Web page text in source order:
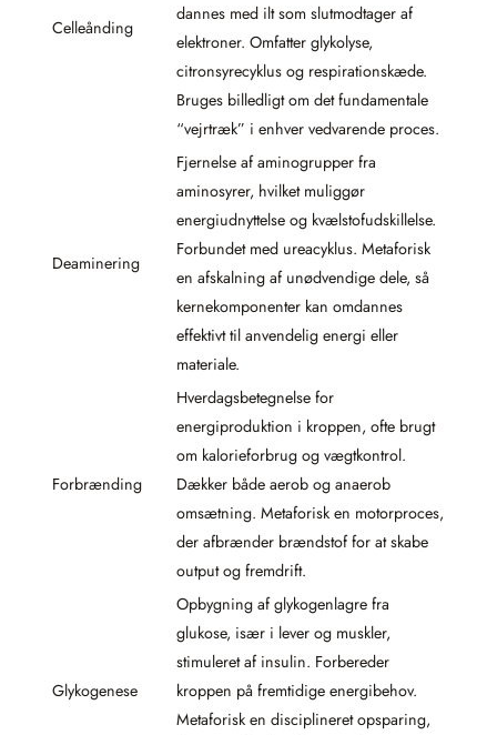
Celleånding
dannes med ilt som slutmodtager af
elektroner. Omfatter glykolyse,
citronsyrecyklus og respirationskæde.
Bruges billedligt om det fundamentale
“vejrtræk” i enhver vedvarende proces.
Deaminering
Fjernelse af aminogrupper fra
aminosyrer, hvilket muliggør
energiudnyttelse og kvælstofudskillelse.
Forbundet med ureacyklus. Metaforisk
en afskalning af unødvendige dele, så
kernekomponenter kan omdannes
effektivt til anvendelig energi eller
materiale.
Forbrænding
Hverdagsbetegnelse for
energiproduktion i kroppen, ofte brugt
om kalorieforbrug og vægtkontrol.
Dækker både aerob og anaerob
omsætning. Metaforisk en motorproces,
der afbrænder brændstof for at skabe
output og fremdrift.
Glykogenese
Opbygning af glykogenlagre fra
glukose, især i lever og muskler,
stimuleret af insulin. Forbereder
kroppen på fremtidige energibehov.
Metaforisk en disciplineret opsparing,